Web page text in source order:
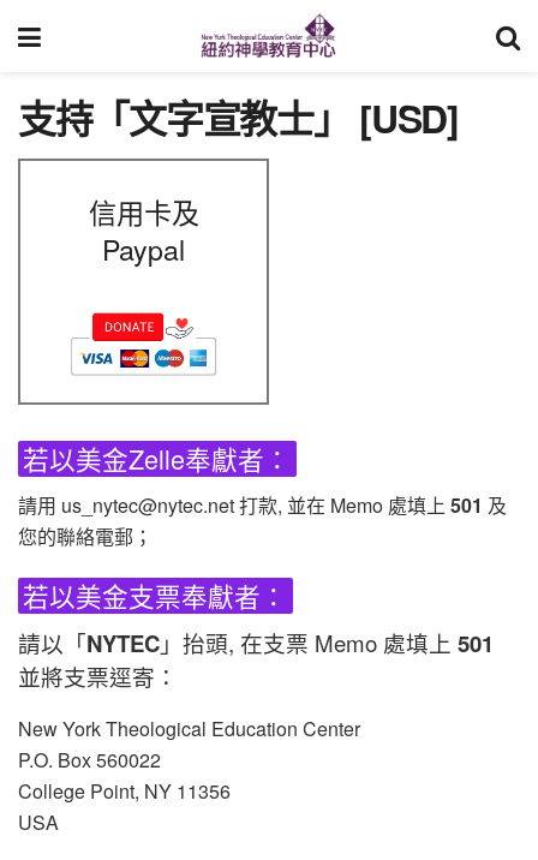
支持「文字宣教士」 [USD]
信用卡及
Paypal
若以美金Zelle奉獻者：
請用 us_nytec@nytec.net 打款, 並在 Memo 處填上 501 及
您的聯絡電郵；
若以美金支票奉獻者：
請以「NYTEC」抬頭, 在支票 Memo 處填上 501
並將支票逕寄：
New York Theological Education Center
P.O. Box 560022
College Point, NY 11356
USA